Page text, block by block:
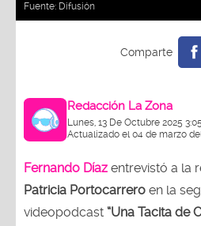
Fuente: Difusión
Redacción La Zona
Lunes, 13 De Octubre 2025
Actualizado el 04 de marzo
Fernando Díaz entrevistó a la
Patricia Portocarrero en la
videopodcast “Una Tacita de